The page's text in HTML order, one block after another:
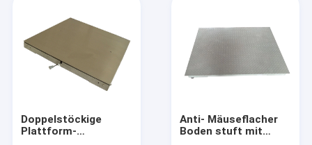
Doppelstöckige
Plattform-
Anti- Mäuseflacher
Boden stuft mit